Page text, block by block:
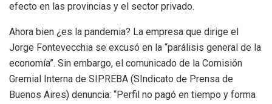
efecto en las provincias y el sector privado.
Ahora bien ¿es la pandemia? La empresa que dirige el
Jorge Fontevecchia se excusó en la “parálisis general de la
economía”. Sin embargo, el comunicado de la Comisión
Gremial Interna de SIPREBA (SIndicato de Prensa de
Buenos Aires) denuncia: “Perfil no pagó en tiempo y forma